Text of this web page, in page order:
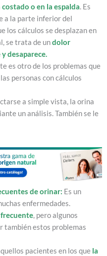
o en la espalda. Es
a la parte inferior del
los cálculos se desplazan en
se trata de undolor
desaparece.
es otro de los problemas que
las personas con cálculos
a simple vista, la orina
un análisis. También se le
de orinar: Es un
enfermedades.
, pero algunos
también estos problemas
pacientes en los que la